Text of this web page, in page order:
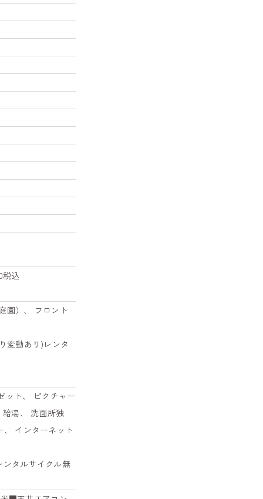
税込
園）、 フロント
変動あり)レンタ
ット、 ピクチャー
給湯、 洗面所独
インターネット
タルサイクル無